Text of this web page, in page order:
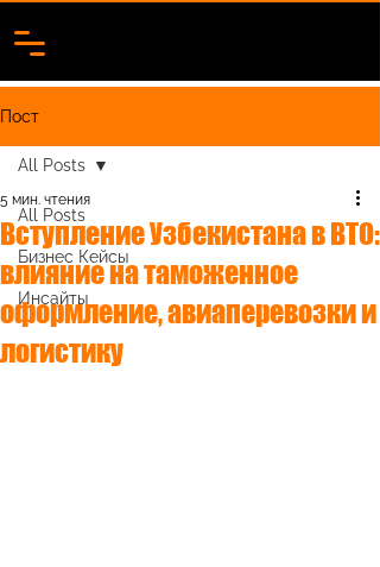
Пост
All Posts
Бизнес Кейсы
Инсайты
All Posts
Вступление Узбекистана в ВТО:
влияние на таможенное
оформление, авиаперевозки и
логистику
5 мин. чтения